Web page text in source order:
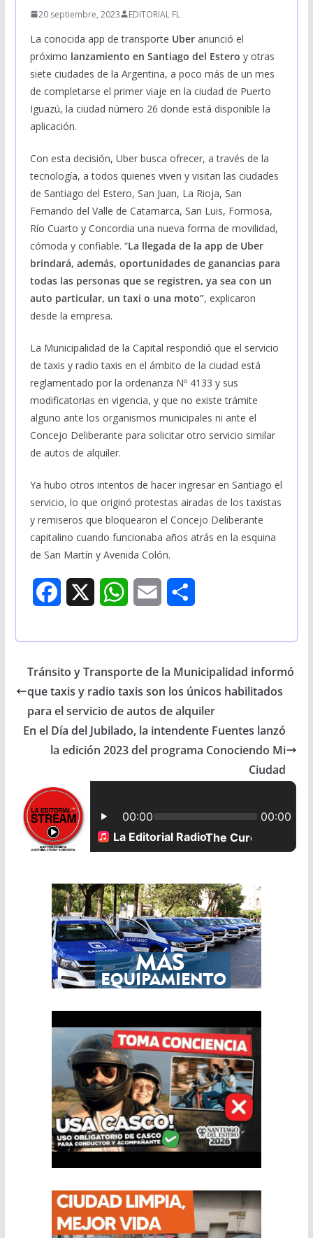
20 septiembre, 2023 EDITORIAL FL
La conocida app de transporte Uber anunció el
próximo lanzamiento en Santiago del Estero y otras
siete ciudades de la Argentina, a poco más de un mes
de completarse el primer viaje en la ciudad de Puerto
Iguazú, la ciudad número 26 donde está disponible la
aplicación.
Con esta decisión, Uber busca ofrecer, a través de la
tecnología, a todos quienes viven y visitan las ciudades
de Santiago del Estero, San Juan, La Rioja, San
Fernando del Valle de Catamarca, San Luis, Formosa,
Río Cuarto y Concordia una nueva forma de movilidad,
cómoda y confiable. “La llegada de la app de Uber
brindará, además, oportunidades de ganancias para
todas las personas que se registren, ya sea con un
auto particular, un taxi o una moto”, explicaron
desde la empresa.
La Municipalidad de la Capital respondió que el servicio
de taxis y radio taxis en el ámbito de la ciudad está
reglamentado por la ordenanza Nº 4133 y sus
modificatorias en vigencia, y que no existe trámite
alguno ante los organismos municipales ni ante el
Concejo Deliberante para solicitar otro servicio similar
de autos de alquiler.
Ya hubo otros intentos de hacer ingresar en Santiago el
servicio, lo que originó protestas airadas de los taxistas
y remiseros que bloquearon el Concejo Deliberante
capitalino cuando funcionaba años atrás en la esquina
de San Martín y Avenida Colón.
e
b
o
o
k
W
t
A
p
i
l
r
e
Tránsito y Transporte de la Municipalidad informó
que taxis y radio taxis son los únicos habilitados
para el servicio de autos de alquiler
En el Día del Jubilado, la intendente Fuentes lanzó
la edición 2023 del programa Conociendo Mi
Ciudad